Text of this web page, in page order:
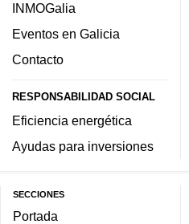
INMOGalia
Eventos en Galicia
Contacto
RESPONSABILIDAD SOCIAL
Eficiencia energética
Ayudas para inversiones
SECCIONES
Portada